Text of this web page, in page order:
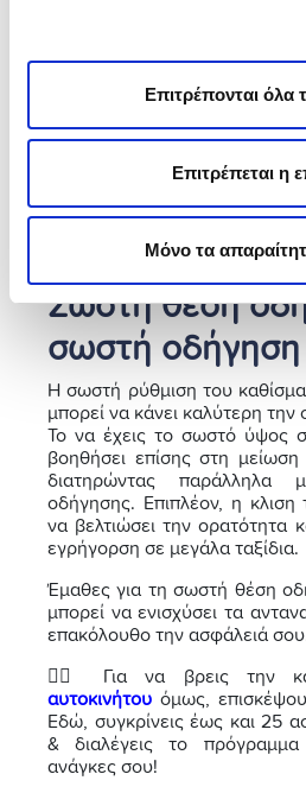
Επιτρέπονται όλα
Επιτρέπεται η
Μόνο τα
Πώς ελέγχω πρακτικά
Όταν ένα όχημα που
σταματά να φαίνεται στον
εξωτερικούς, σημαίνει ότι
τους καθρέφτες σου!
Σωστή θέση
σωστή οδήγηση
Η σωστή ρύθμιση του
μπορεί να κάνει καλύτερη την
Το να έχεις το σωστό ύψος
βοηθήσει επίσης στη
διατηρώντας παράλληλα
οδήγησης. Επιπλέον, η κλιση
να βελτιώσει την ορατότητα
εγρήγορση σε μεγάλα ταξίδια.
Έμαθες για τη σωστή θέση
μπορεί να ενισχύσει τα
επακόλουθο την ασφάλειά
👉🏼 Για να βρεις την
αυτοκινήτου όμως,
Εδώ, συγκρίνεις έως και 25
& διαλέγεις το πρόγραμμα
ανάγκες σου!